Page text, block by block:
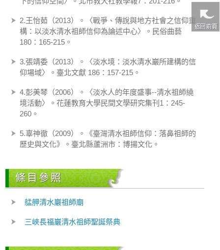
2.王怡茹（2013）。〈戰爭、傳說與地方社會之信仰重
構：以淡水清水祖師信仰為論述中心〉。民俗曲藝
180：165-215。
3.張靖委（2013）。〈淡水境：淡水清水巖所建構的信
仰場域〉。臺北文獻 186：157-215。
4.彭美琴（2006）。〈淡水人的年度盛事--清水祖師繞
境活動〉。花蓮教育大學民間文學研究集刊1：245-
260。
5.辜神徹（2009）。《臺灣清水祖師信仰：落鼻祖師的
歷史與文化》。臺北縣蘆洲市：博揚文化。
條目參照
艋舺清水巖祖師廟
三峽長福巖清水祖師聖誕祭典